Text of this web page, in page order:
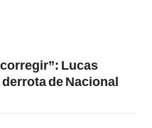
Lucas
de Nacional